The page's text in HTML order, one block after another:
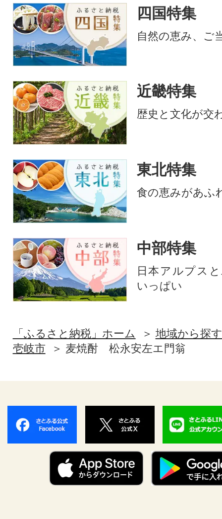
四国特集
自然の恵み、ご
近畿特集
歴史と文化が交
東北特集
食の恵みがあふ
中部特集
日本アルプス
いっぱい
「ふるさと納税」ホーム
地域から探す
壱岐市
麦焼酎 松永安左エ門翁